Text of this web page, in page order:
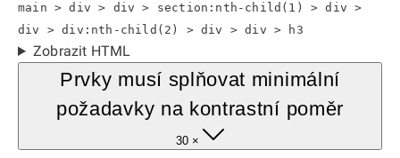
main > div > div > section:nth-child(1) > div >
div > div:nth-child(2) > div > div > h3
Zobrazit HTML
Prvky musí splňovat minimální
požadavky na kontrastní poměr
30 ×